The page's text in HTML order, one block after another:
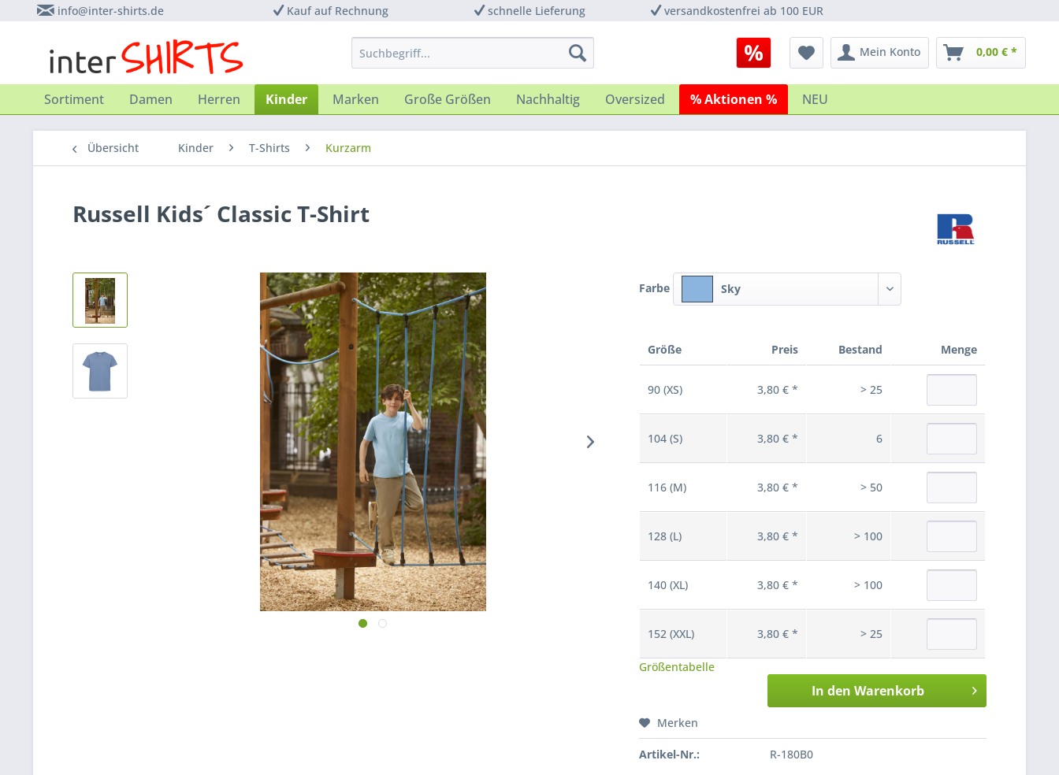
info@inter-shirts.de Kauf auf Rechnung schnelle Lieferung versandkostenfrei ab 100 EUR
Mein Konto 0,00 € *
Sortiment Damen Herren Kinder Marken Große Größen Nachhaltig Oversized % Aktionen % NEU
Übersicht Kinder T-Shirts Kurzarm
Russell Kids´ Classic T-Shirt
Farbe Sky
Größe Preis Bestand Menge
90 (XS) 3,80 € * > 25
104 (S) 3,80 € * 6
116 (M) 3,80 € * > 50
128 (L) 3,80 € * > 100
140 (XL) 3,80 € * > 100
152 (XXL) 3,80 € * > 25
Größentabelle
In den Warenkorb
Merken
Artikel-Nr.: R-180B0